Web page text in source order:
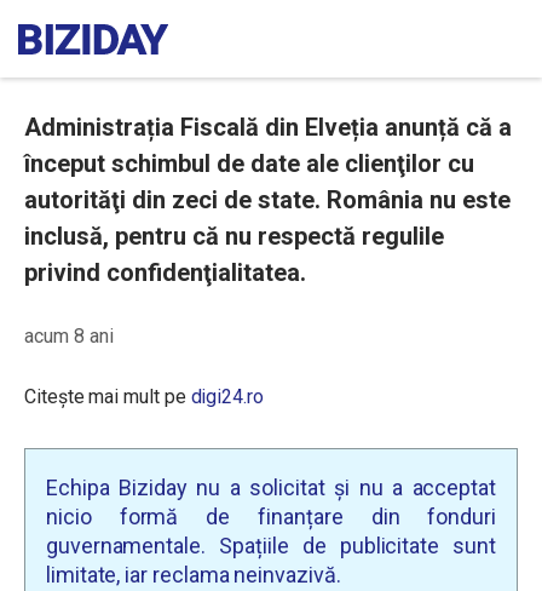
Administrația Fiscală din Elveția anunță că a
început schimbul de date ale clienţilor cu
autorităţi din zeci de state. România nu este
inclusă, pentru că nu respectă regulile
privind confidenţialitatea.
acum 8 ani
Citește mai mult pe digi24.ro
Echipa Biziday nu a solicitat și nu a acceptat
nicio formă de finanțare din fonduri
guvernamentale. Spațiile de publicitate sunt
limitate, iar reclama neinvazivă.